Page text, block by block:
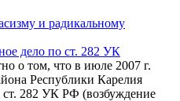
и радикальному
дело по ст. 282 УК
о том, что в июле 2007 г.
Республики Карелия
ст. 282 УК РФ (возбуждение